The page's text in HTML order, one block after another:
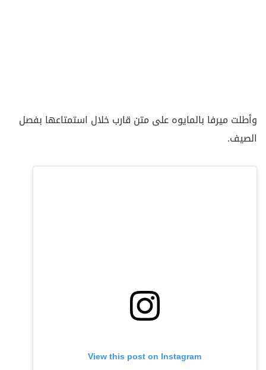
وأطلت ميرفا بالمايوه على متن قارب خلال استمتاعها بفصل
الصيف.
View this post on Instagram